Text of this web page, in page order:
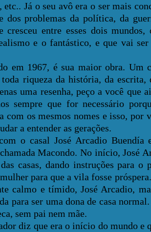
Já o seu avô era o ser mais
dos problemas da política, da
entre esses dois mundos,
e o fantástico, e que vai ser
em 1967, é sua maior obra. Um
riqueza da história, da escrita,
uma resenha, peço a você que
sempre que for necessário
os mesmos nomes e isso, por
a entender as gerações.
casal José Arcadio Buendía e
Macondo. No início, José
casas, dando instruções para o
para que a vila fosse
calmo e tímido, José Arcadio,
para ser uma dona de casa
sem pai nem mãe.
que era o início do mundo e